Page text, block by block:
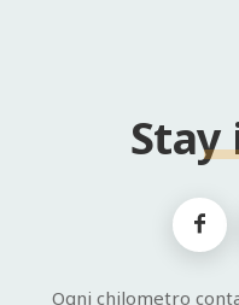
Stay
Ogni chilometro